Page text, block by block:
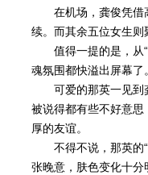
在机场，龚俊凭借
续。而其余五位女生则
值得一提的是，从
魂氛围都快溢出屏幕了。
可爱的那英一见到
被说得都有些不好意
厚的友谊。
不得不说，那英的
张晚意，肤色变化十分